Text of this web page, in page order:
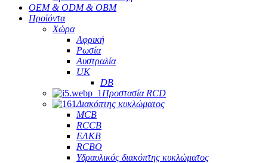
OEM & ODM & OBM
Προϊόντα
Χώρα
Αφρική
Ρωσία
Αυστραλία
UK
DB
Προστασία RCD
Διακόπτης κυκλώματος
MCB
RCCB
ΕΛΚΒ
RCBO
Υδραυλικός διακόπτης κυκλώματος